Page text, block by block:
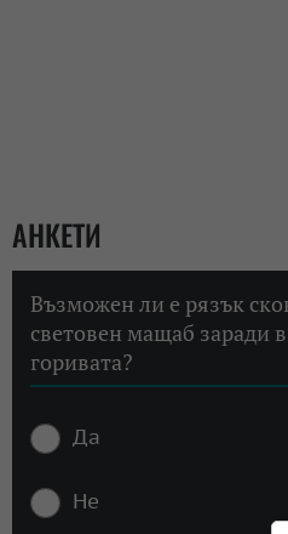
АНКЕТИ
Възможен ли е рязък
световен мащаб заради
горивата?
Да
Не